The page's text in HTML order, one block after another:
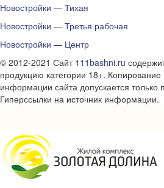
Новостройки — Тихая
Новостройки — Третья рабочая
Новостройки — Центр
© 2012-2021 Сайт 111bashni.ru
продукцию категории 18+.
информации сайта допускается только
Гиперссылки на источник информации.